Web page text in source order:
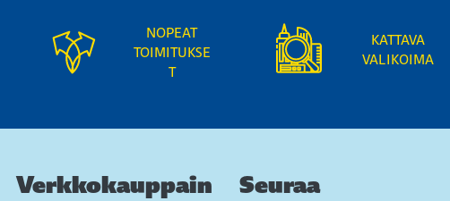
NOPEAT
TOIMITUKSE
T
KATTAVA
VALIKOIMA
Verkkokauppain
Seuraa